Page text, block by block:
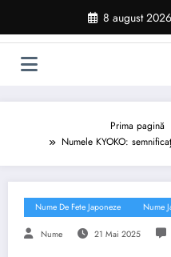
conținut
8 august 2026
Prima pagină
Numele KYOKO:
Nume De Fete Japoneze Nume
Nume 21 Mai 2025